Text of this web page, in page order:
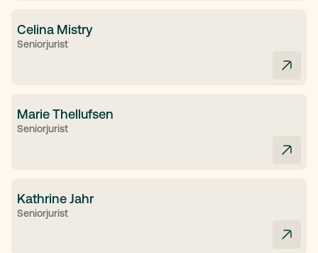
Celina Mistry
Seniorjurist
Marie Thellufsen
Seniorjurist
Kathrine Jahr
Seniorjurist